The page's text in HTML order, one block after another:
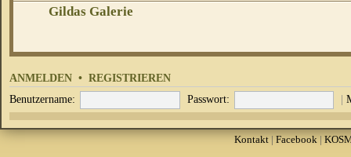
Gildas Galerie
ANMELDEN • REGISTRIEREN
Benutzername: Passwort: |
Kontakt| Facebook|